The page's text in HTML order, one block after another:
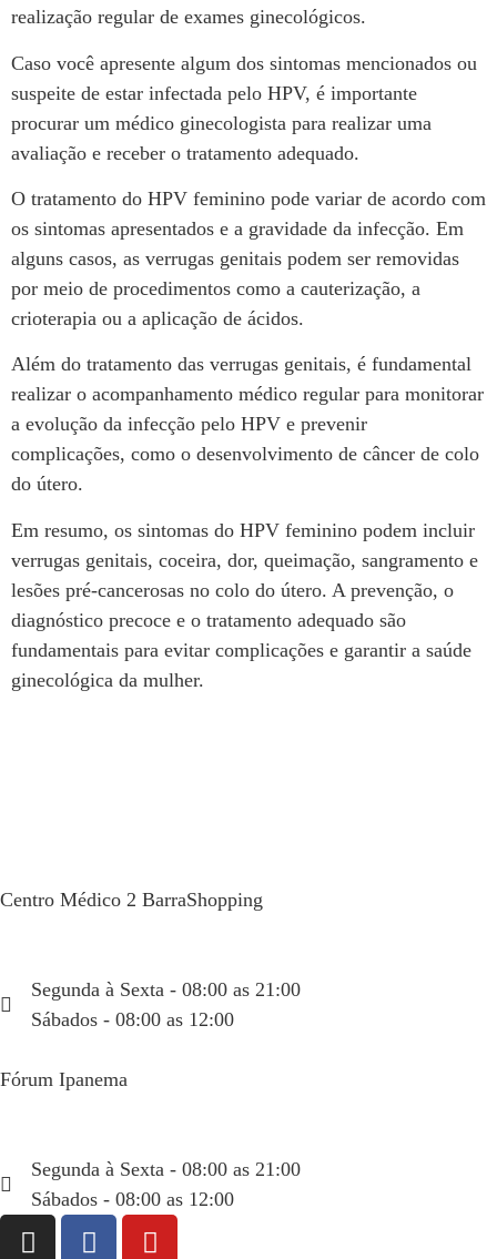
realização regular de exames ginecológicos.
Caso você apresente algum dos sintomas mencionados ou
suspeite de estar infectada pelo HPV, é importante
procurar um médico ginecologista para realizar uma
avaliação e receber o tratamento adequado.
O tratamento do HPV feminino pode variar de acordo com
os sintomas apresentados e a gravidade da infecção. Em
alguns casos, as verrugas genitais podem ser removidas
por meio de procedimentos como a cauterização, a
crioterapia ou a aplicação de ácidos.
Além do tratamento das verrugas genitais, é fundamental
realizar o acompanhamento médico regular para monitorar
a evolução da infecção pelo HPV e prevenir
complicações, como o desenvolvimento de câncer de colo
do útero.
Em resumo, os sintomas do HPV feminino podem incluir
verrugas genitais, coceira, dor, queimação, sangramento e
lesões pré-cancerosas no colo do útero. A prevenção, o
diagnóstico precoce e o tratamento adequado são
fundamentais para evitar complicações e garantir a saúde
ginecológica da mulher.
Centro Médico 2 BarraShopping
Segunda à Sexta - 08:00 as 21:00
Sábados - 08:00 as 12:00
Fórum Ipanema
Segunda à Sexta - 08:00 as 21:00
Sábados - 08:00 as 12:00